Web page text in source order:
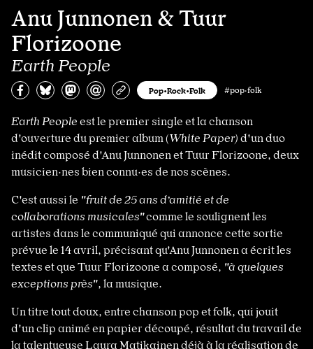
Anu Junnonen & Tuur
Florizoone
Earth People
Partagez sur Facebook
Partager sur Bluesky
Partager sur Mastodon
Partagez par e-mail
Copiez l’urlPop•Rock•Folk #pop·folk
Earth People est le premier single et la chanson
d'ouverture du premier album (White Paper) d'un duo
inédit composé d'Anu Junnonen et Tuur Florizoone, deux
musicien·nes bien connu·es de nos scènes.
C'est aussi le "fruit de 25 ans d’amitié et de
collaborations musicales"comme le soulignent les
artistes dans le communiqué qui annonce cette sortie
prévue le 14 avril, précisant qu'Anu Junnonen a écrit les
textes et que Tuur Florizoone a composé, "à quelques
exceptions près", la musique.
Un titre tout doux, entre chanson pop et folk, qui jouit
d'un clip animé en papier découpé, résultat du travail de
la talentueuse Laura Matikainen déjà à la réalisation de